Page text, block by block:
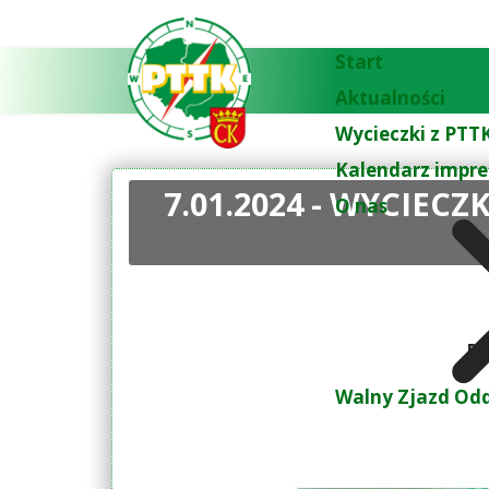
Start
Aktualności
Wycieczki z
Kalendarz
O nas
Walny Zjazd
7.01.2024 -